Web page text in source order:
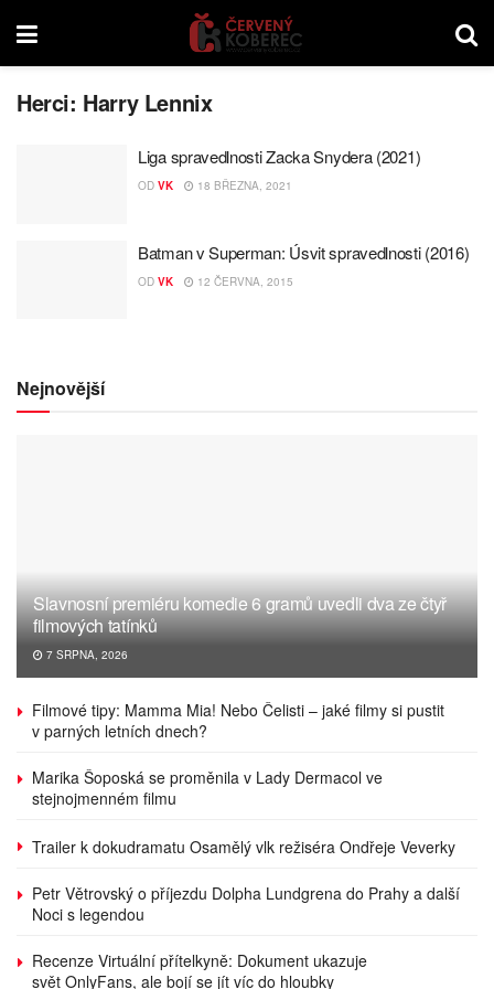
Herci: Harry Lennix
Liga spravedlnosti Zacka Snydera (2021)
OD VK 18 BŘEZNA, 2021
Batman v Superman: Úsvit spravedlnosti (2016)
OD VK 12 ČERVNA, 2015
Nejnovější
Slavnosní premiéru komedie 6 gramů uvedli dva ze čtyř
filmových tatínků
7 SRPNA, 2026
Filmové tipy: Mamma Mia! Nebo Čelisti – jaké filmy si pustit
v parných letních dnech?
Marika Šoposká se proměnila v Lady Dermacol ve
stejnojmenném filmu
Trailer k dokudramatu Osamělý vlk režiséra Ondřeje Veverky
Petr Větrovský o příjezdu Dolpha Lundgrena do Prahy a další
Noci s legendou
Recenze Virtuální přítelkyně: Dokument ukazuje
svět OnlyFans, ale bojí se jít víc do hloubky